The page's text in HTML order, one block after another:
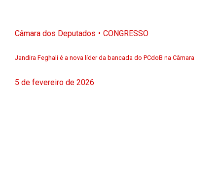
Câmara dos Deputados CONGRESSO
Jandira Feghali é a nova líder da bancada do PCdoB na Câmara
5 de fevereiro de 2026